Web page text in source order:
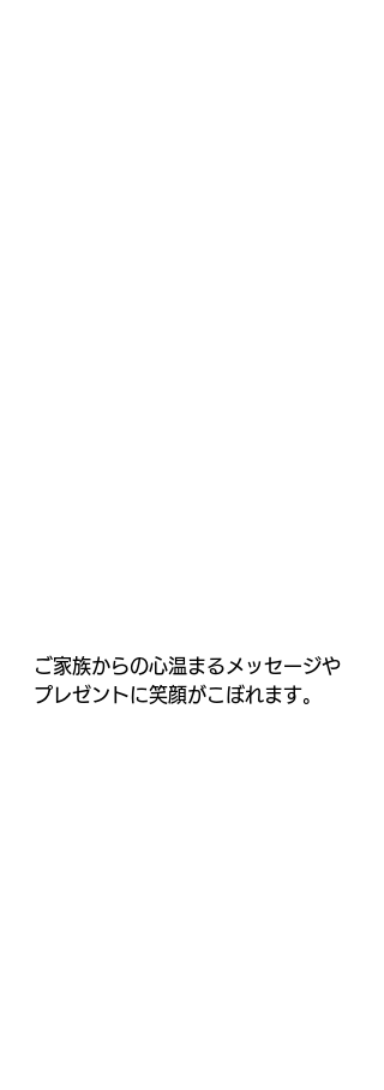
ご家族からの心温まるメッセージや
プレゼントに笑顔がこぼれます。